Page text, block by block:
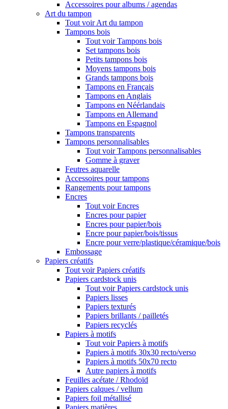
Accessoires pour albums / agendas
Art du tampon
Tout voir Art du tampon
Tampons bois
Tout voir Tampons bois
Set tampons bois
Petits tampons bois
Moyens tampons bois
Grands tampons bois
Tampons en Français
Tampons en Anglais
Tampons en Néérlandais
Tampons en Allemand
Tampons en Espagnol
Tampons transparents
Tampons personnalisables
Tout voir Tampons personnalisables
Gomme à graver
Feutres aquarelle
Accessoires pour tampons
Rangements pour tampons
Encres
Tout voir Encres
Encres pour papier
Encres pour papier/bois
Encre pour papier/bois/tissus
Encre pour verre/plastique/céramique/bois
Embossage
Papiers créatifs
Tout voir Papiers créatifs
Papiers cardstock unis
Tout voir Papiers cardstock unis
Papiers lisses
Papiers texturés
Papiers brillants / pailletés
Papiers recyclés
Papiers à motifs
Tout voir Papiers à motifs
Papiers à motifs 30x30 recto/verso
Papiers à motifs 50x70 recto
Autre papiers à motifs
Feuilles acétate / Rhodoïd
Papiers calques / vellum
Papiers foil métallisé
Papiers matières